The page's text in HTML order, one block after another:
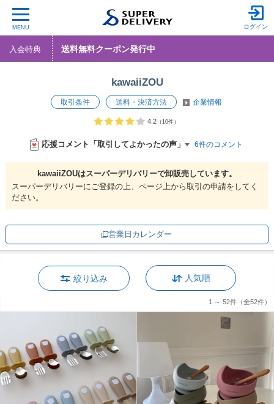
MENU ログイン
入会特典 送料無料クーポン発行中
kawaiiZOU
取引条件 送料・決済方法 企業情報
4.2 （10件）
応援コメント「取引してよかったの声」 6件のコメント
kawaiiZOUはスーパーデリバリーで卸販売しています。
スーパーデリバリーにご登録の上、ページ上から取引の申請をしてく
ださい。
営業日カレンダー
絞り込み 人気順
1 ～ 52件 （全52件）